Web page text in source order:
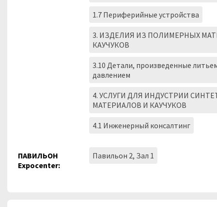
1.7 Периферийные устройства
3. ИЗДЕЛИЯ ИЗ ПОЛИМЕРНЫХ
КАУЧУКОВ
3.10 Детали, произведенные
давлением
4. УСЛУГИ ДЛЯ ИНДУСТРИИ
МАТЕРИАЛОВ И КАУЧУКОВ
4.1 Инженерный консалтинг
ПАВИЛЬОН
Expocenter:
Павильон 2, Зал 1